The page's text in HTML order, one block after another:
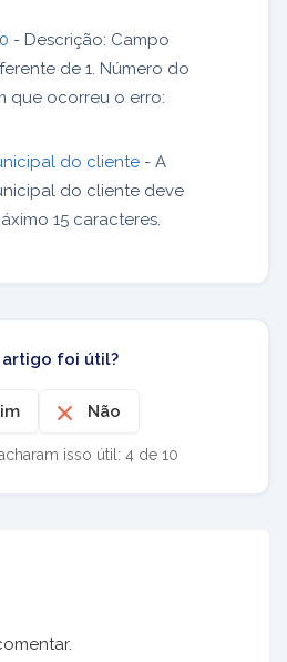
- Descrição: Campo
de 1. Número do
que ocorreu o erro:
do cliente - A
do cliente deve
15 caracteres.
artigo foi útil?
Não
isso útil: 4 de 10